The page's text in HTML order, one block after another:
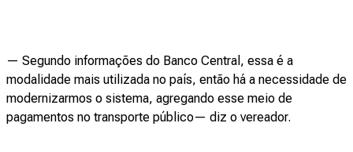
— Segundo informações do Banco Central, essa é a
modalidade mais utilizada no país, então há a necessidade de
modernizarmos o sistema, agregando esse meio de
pagamentos no transporte público— diz o vereador.